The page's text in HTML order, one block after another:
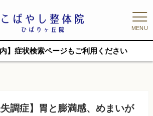
MENU
内】症状検索ページもご利用ください
失調症】胃と膨満感、めまいが